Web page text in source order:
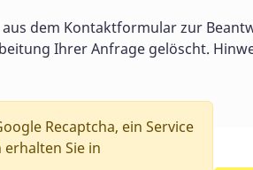
oder nach Ihrer
Daten (z. B.
Daten erfolgt
um eine fehlerfreie
verwendet werden.
dem Kontaktformular zur
Ihrer Anfrage gelöscht.
Recaptcha, ein Service
Sie in